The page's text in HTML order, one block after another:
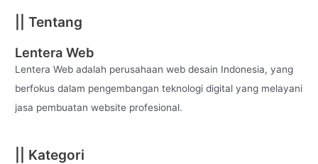
r
c
h
f
o
|| Tentang
Lentera Web
Lentera Web adalah perusahaan web desain Indonesia, yang
berfokus dalam pengembangan teknologi digital yang melayani
jasa pembuatan website profesional.
|| Kategori